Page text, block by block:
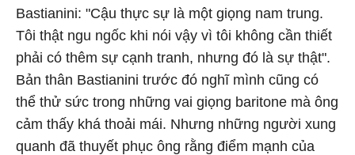
Bastianini: "Cậu thực sự là một giọng nam trung.
Tôi thật ngu ngốc khi nói vậy vì tôi không cần thiết
phải có thêm sự cạnh tranh, nhưng đó là sự thật".
Bản thân Bastianini trước đó nghĩ mình cũng có
thể thử sức trong những vai giọng baritone mà ông
cảm thấy khá thoải mái. Nhưng những người xung
quanh đã thuyết phục ông rằng điểm mạnh của